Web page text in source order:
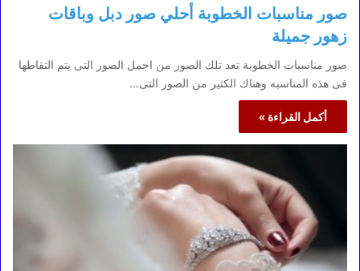
صور مناسبات الخطوبة أحلي صور دبل وباقات
زهور جميلة
صور مناسبات الخطوبة تعد تلك الصور من اجمل الصور التى يتم التقاطها
فى هذه المناسبه وهناك الكثير من الصور التى…
أكمل القراءة »